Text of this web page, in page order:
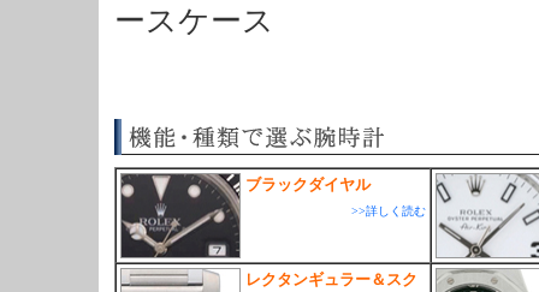
ースケース
ブラックダイヤル
>>詳しく読む
レクタンギュラー＆スク